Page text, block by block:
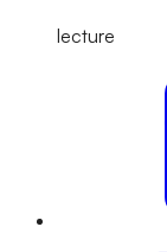
lecture